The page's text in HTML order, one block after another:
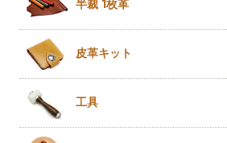
半裁 1枚革
皮革キット
工具